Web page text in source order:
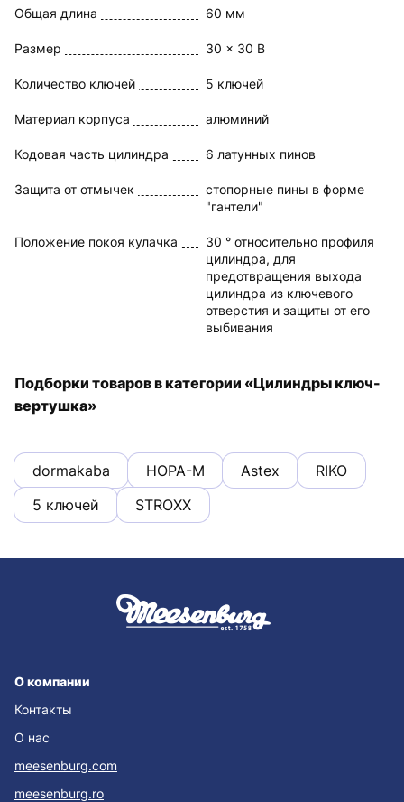
Общая длина 60 мм
Размер 30 x 30 В
Количество ключей 5 ключей
Материал корпуса алюминий
Кодовая часть цилиндра 6 латунных пинов
Защита от отмычек
стопорные пины в форме
"гантели"
Положение покоя кулачка
30 ° относительно профиля
цилиндра, для
предотвращения выхода
цилиндра из ключевого
отверстия и защиты от его
выбивания
Подборки товаров в категории «Цилиндры ключ-
вертушка»
dormakaba НОРА-М Astex
RIKO
5 ключей
STROXX
О компании
Контакты
О нас
meesenburg.com
meesenburg.ro